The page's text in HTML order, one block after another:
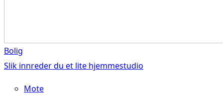
Bolig
Slik innreder du et lite hjemmestudio
Mote